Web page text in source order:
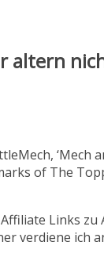
altern
‘Mech
of The
Links
verdiene ich